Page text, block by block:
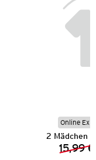
Online
2 Mädchen
15,99 €